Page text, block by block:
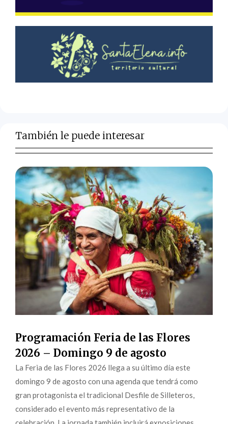
También le puede interesar
Programación Feria de las Flores
2026 – Domingo 9 de agosto
La Feria de las Flores 2026 llega a su último día este
domingo 9 de agosto con una agenda que tendrá como
gran protagonista el tradicional Desfile de Silleteros,
considerado el evento más representativo de la